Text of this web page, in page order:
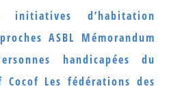
initiatives d’habitation
ASBL Mémorandum
handicapées du
Cocof Les fédérations des